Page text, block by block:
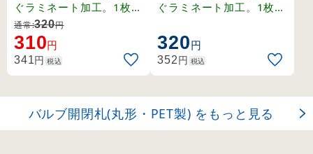
151032)
ぐラミネート加工。1枚か
ら購入可能な50mm丸型
の両面表示札。
通常:320円
310円
341円 税込
151041)
ぐラミネート加工。1枚か
の両面表示札。
320円
352円 税込
バルブ開閉札(丸形・PET製) をもっと見る